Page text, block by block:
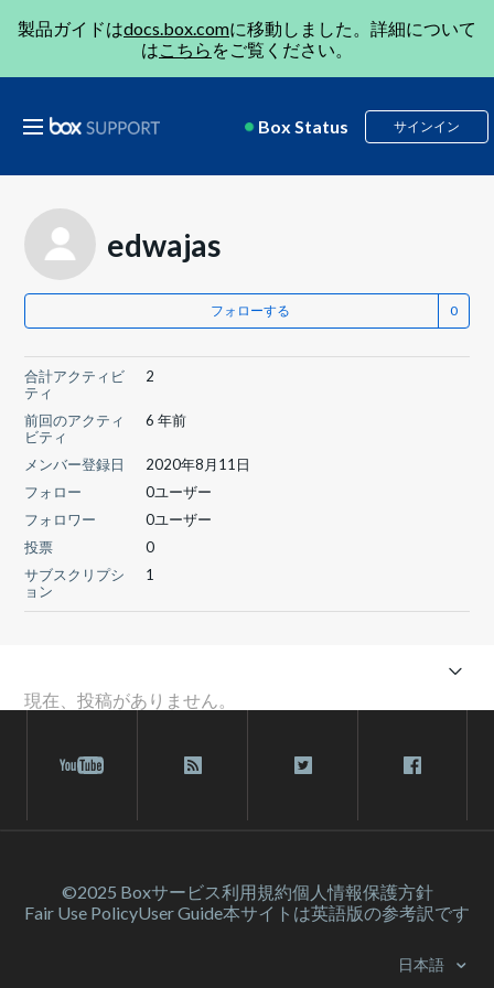
製品ガイドはdocs.box.comに移動しました。詳細について
はこちら をご覧ください。
Box Status サインイン
edwajas
フォローする
合計アクティビ
ティ
2
前回のアクティ
ビティ
6 年前
メンバー登録日
2020年8月11日
フォロー
0ユーザー
フォロワー
0ユーザー
投票
0
サブスクリプシ
ョン
1
現在、投稿がありません。
©2025 Boxサービス利⽤規約個人情報保護方針
Fair Use PolicyUser Guide本サイトは英語版の参考訳です
日本語